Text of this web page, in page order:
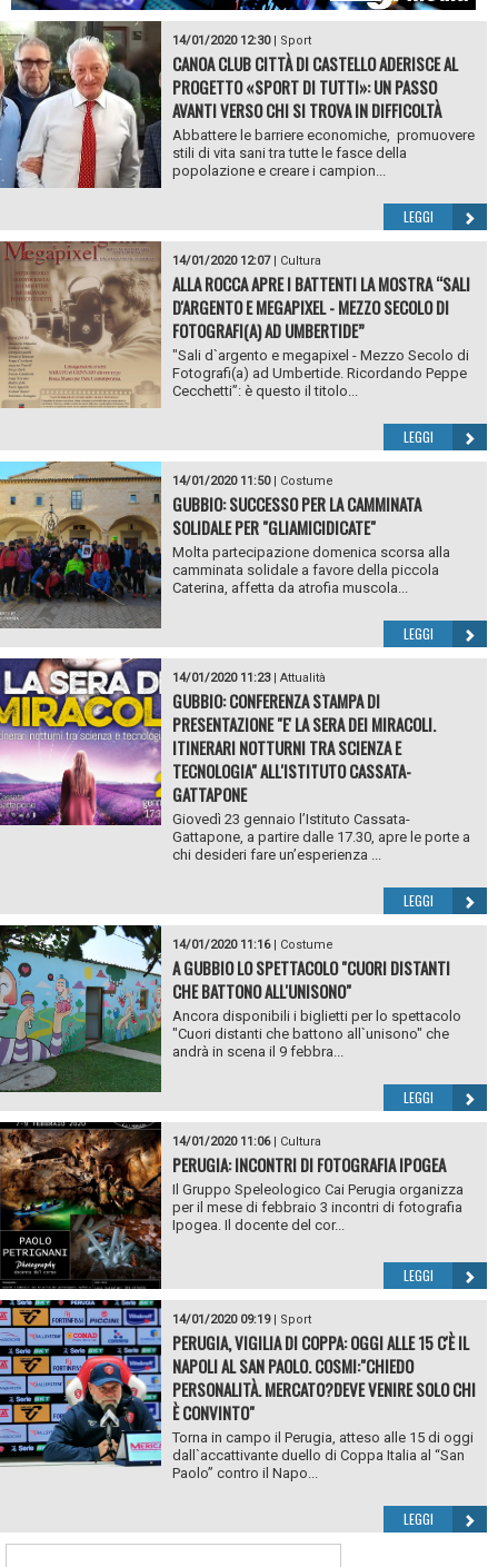
14/01/2020 12:30| Sport
CANOA CLUB CITTÀ DI CASTELLO ADERISCE AL
PROGETTO «SPORT DI TUTTI»: UN PASSO
AVANTI VERSO CHI SI TROVA IN DIFFICOLTÀ
Abbattere le barriere economiche, promuovere
stili di vita sani tra tutte le fasce della
popolazione e creare i campion...
LEGGI
14/01/2020 12:07| Cultura
ALLA ROCCA APRE I BATTENTI LA MOSTRA “SALI
D'ARGENTO E MEGAPIXEL - MEZZO SECOLO DI
FOTOGRAFI(A) AD UMBERTIDE”
"Sali d`argento e megapixel - Mezzo Secolo di
Fotografi(a) ad Umbertide. Ricordando Peppe
Cecchetti”: è questo il titolo...
LEGGI
14/01/2020 11:50| Costume
GUBBIO: SUCCESSO PER LA CAMMINATA
SOLIDALE PER "GLIAMICIDICATE"
Molta partecipazione domenica scorsa alla
camminata solidale a favore della piccola
Caterina, affetta da atrofia muscola...
LEGGI
14/01/2020 11:23| Attualità
GUBBIO: CONFERENZA STAMPA DI
PRESENTAZIONE "E' LA SERA DEI MIRACOLI.
ITINERARI NOTTURNI TRA SCIENZA E
TECNOLOGIA" ALL'ISTITUTO CASSATA-
GATTAPONE
Giovedì 23 gennaio l’Istituto Cassata-
Gattapone, a partire dalle 17.30, apre le porte a
chi desideri fare un’esperienza ...
LEGGI
14/01/2020 11:16| Costume
A GUBBIO LO SPETTACOLO "CUORI DISTANTI
CHE BATTONO ALL'UNISONO"
Ancora disponibili i biglietti per lo spettacolo
"Cuori distanti che battono all`unisono" che
andrà in scena il 9 febbra...
LEGGI
14/01/2020 11:06| Cultura
PERUGIA: INCONTRI DI FOTOGRAFIA IPOGEA
Il Gruppo Speleologico Cai Perugia organizza
per il mese di febbraio 3 incontri di fotografia
Ipogea. Il docente del cor...
LEGGI
14/01/2020 09:19| Sport
PERUGIA, VIGILIA DI COPPA: OGGI ALLE 15 C'È IL
NAPOLI AL SAN PAOLO. COSMI:"CHIEDO
PERSONALITÀ. MERCATO?DEVE VENIRE SOLO CHI
È CONVINTO"
Torna in campo il Perugia, atteso alle 15 di oggi
dall`accattivante duello di Coppa Italia al “San
Paolo” contro il Napo...
LEGGI